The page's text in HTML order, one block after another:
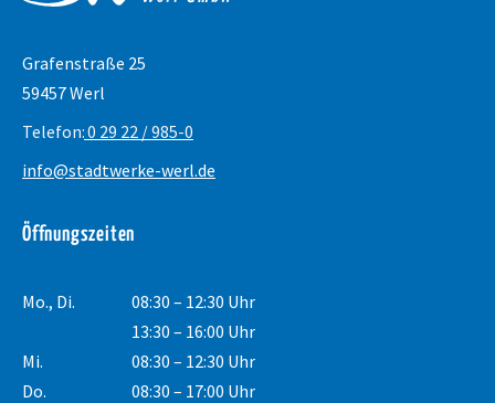
Grafenstraße 25
59457 Werl
Telefon:0 29 22 / 985-0
info@stadtwerke-werl.de
Öffnungszeiten
Mo., Di.
08:30 – 12:30 Uhr
13:30 – 16:00 Uhr
Mi.
08:30 – 12:30 Uhr
Do.
08:30 – 17:00 Uhr